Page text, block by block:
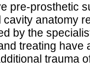
pre-prosthetic
anatomy
by the
treating have
trauma